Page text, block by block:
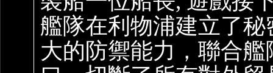
艦隊在利物浦建立了
大的防禦能力，聯合